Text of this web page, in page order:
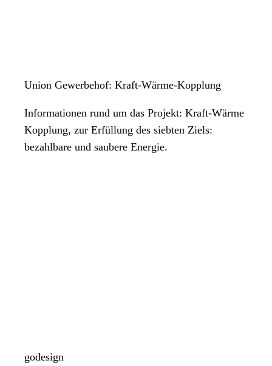
Union Gewerbehof: Kraft-Wärme-Kopplung
Informationen rund um das Projekt: Kraft-Wärme
Kopplung, zur Erfüllung des siebten Ziels:
bezahlbare und saubere Energie.
godesign